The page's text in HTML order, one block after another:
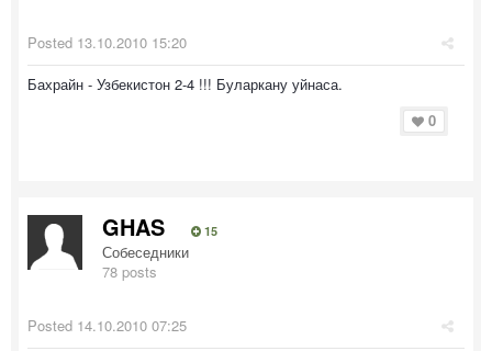
Posted 13.10.2010 15:20
Бахрайн - Узбекистон 2-4 !!! Буларкану уйнаса.
0
GHAS 15
Собеседники
78 posts
Posted 14.10.2010 07:25